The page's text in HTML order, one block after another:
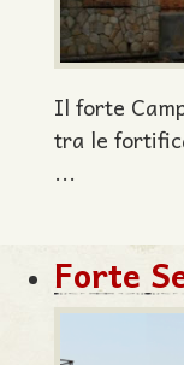
Il forte
tra le
...
Forte